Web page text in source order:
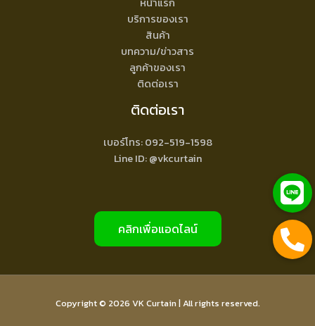
บริการของเรา
สินค้า
บทความ/ข่าวสาร
ลูกค้าของเรา
ติดต่อเรา
ติดต่อเรา
เบอร์โทร: 092-519-1598
Line ID: @vkcurtain
คลิกเพื่อแอดไลน์
Copyright © 2026 VK Curtain | All rights reserved.